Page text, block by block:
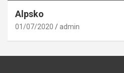
Alpsko
01/07/2020 admin